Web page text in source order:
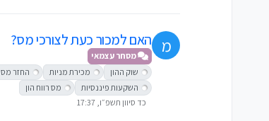
מ האם למכור כעת לצורכי מס?
מסחר עצמאי
שוק ההון
מכירת מניות החזר מס
השקעות פיננסיות
מס רווח הון
כד סיוון תשפ״ו, 17:37